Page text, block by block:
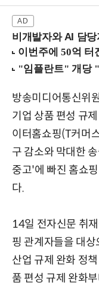
비개발자와 AI 담당자를 위한
방송미디어통신위
기업 상품 편성 규
이터홈쇼핑(T커머
구 감소와 막대한
중고'에 빠진 홈쇼
다.
14일 전자신문 취
핑 관계자들을 대
산업 규제 완화 정
품 편성 규제 완화